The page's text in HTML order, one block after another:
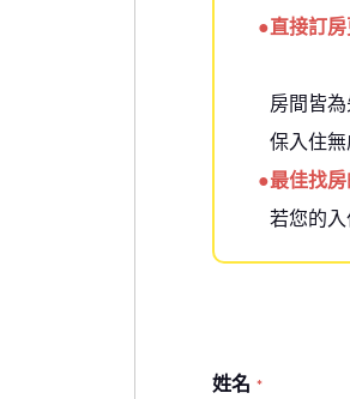
●直接訂
房間皆
保入住無
●最佳找
若您的
姓名 *